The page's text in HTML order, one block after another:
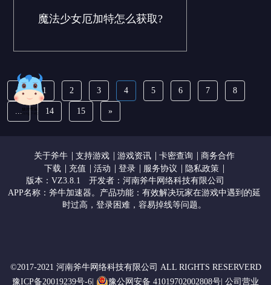
魔法少女厄加特怎么获取?
« 1 2 3 4 5 6 7 8
... 14 15 »
关于斧牛 | 支持游戏 | 游戏资讯 | 卡密查询 | 商务合作
下载 | 充值 | 活动 | 登录 | 服务协议 | 隐私政策 |
版本：VZ3.8.1
开发者：河南斧牛网络科技有限公司
APP名称：斧牛加速器。产品功能：有效解决玩家在游戏中遇到的延
时过高，登录困难，容易掉线等问题。
©2017-2021 河南斧牛网络科技有限公司 ALL RIGHTS RESERVERD
豫ICP备20019239号-6|
豫公网安备 41019702002808号| 公司营业